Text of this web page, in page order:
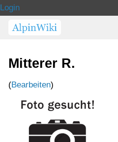
Login
Mitterer R.
(Bearbeiten)